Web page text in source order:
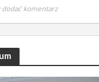
dodać komentarz